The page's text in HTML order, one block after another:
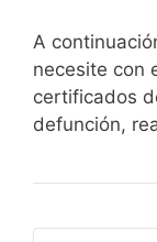
A
necesite con
certificados
defunción,